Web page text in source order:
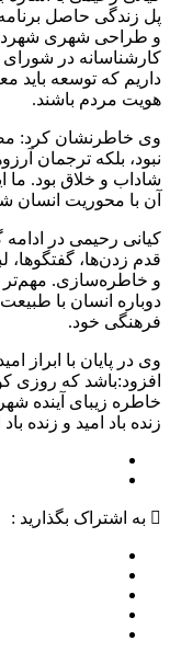
پل زندگی حاصل
و طراحی شهری
کارشناسانه در
داریم که توسعه باید
هویت مردم باشند.
وی خاطرنشان کرد:
نبود، بلکه ترجمان
شاداب و خلاق بود. ما
آن با محوریت انسان
کیانی رحیمی در
قدم زدن‌ها، گفتگوها،
و خاطره‌سازی. مهم‌تر
دوباره انسان با
فرهنگی خود.
وی در پایان با ابراز
افزود:باشد که روزی
خاطره زیبای آینده
زنده باد امید و زنده
به اشتراک بگذارید :